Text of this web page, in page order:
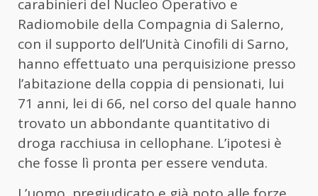
carabinieri del Nucleo Operativo e
Radiomobile della Compagnia di Salerno,
con il supporto dell’Unità Cinofili di Sarno,
hanno effettuato una perquisizione presso
l’abitazione della coppia di pensionati, lui
71 anni, lei di 66, nel corso del quale hanno
trovato un abbondante quantitativo di
droga racchiusa in cellophane. L’ipotesi è
che fosse lì pronta per essere venduta.